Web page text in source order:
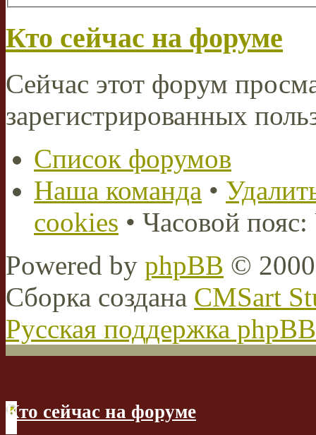
Кто сейчас на форуме
Сейчас этот форум
зарегистрированных
Список форумов
Наша команда •
cookies • Часовой
Powered by phpBB ©
Сборка создана CMSart
Русская поддержка phpBB
Кто сейчас на форуме